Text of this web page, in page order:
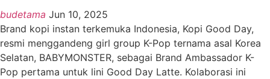
budetama Jun 10, 2025
Brand kopi instan terkemuka Indonesia, Kopi Good Day,
resmi menggandeng girl group K-Pop ternama asal Korea
Selatan, BABYMONSTER, sebagai Brand Ambassador K-
Pop pertama untuk lini Good Day Latte. Kolaborasi ini